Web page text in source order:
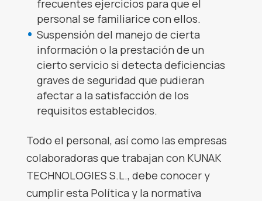
frecuentes ejercicios para que el
personal se familiarice con ellos.
Suspensión del manejo de cierta
información o la prestación de un
cierto servicio si detecta deficiencias
graves de seguridad que pudieran
afectar a la satisfacción de los
requisitos establecidos.
Todo el personal, así como las empresas
colaboradoras que trabajan con KUNAK
TECHNOLOGIES S.L., debe conocer y
cumplir esta Política y la normativa